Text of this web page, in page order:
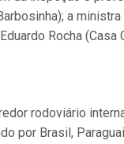
a
Rocha
rodoviário
por Brasil,